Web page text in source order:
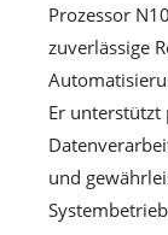
Prozessor
zuverlässige
Er unterstützt
und